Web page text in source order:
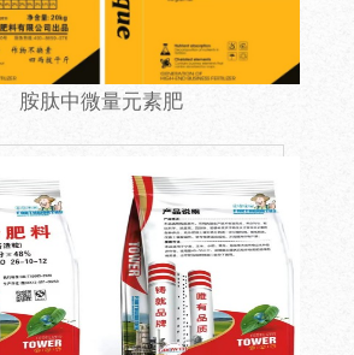
胺肽中微量元素肥